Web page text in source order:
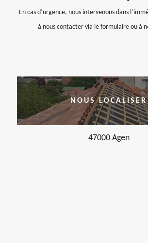
En cas d’urgence, nous intervenons dans
à nous contacter via le formulaire ou à
NOUS LOCALISER
47000 Agen